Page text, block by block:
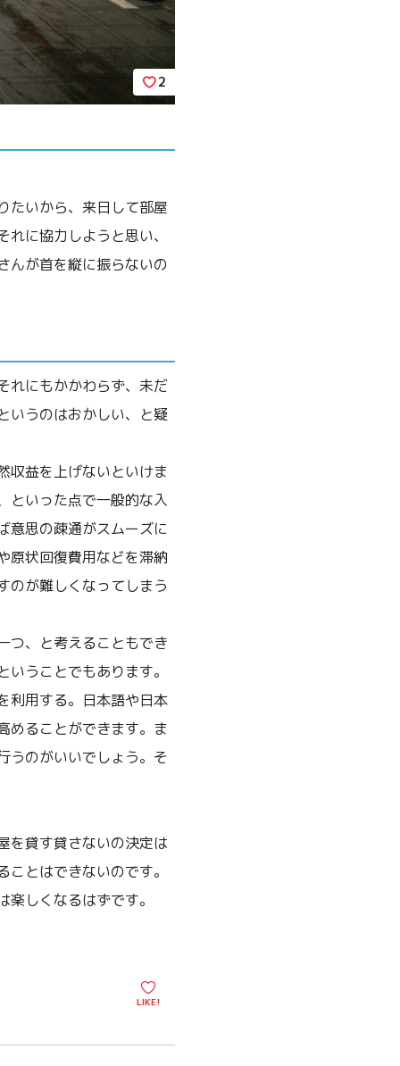
2
たいから、来日して部屋
に協力しようと思い、
んが首を縦に振らないの
れにもかかわらず、未だ
いうのはおかしい、と疑
収益を上げないといけま
といった点で一般的な入
意思の疎通がスムーズに
原状回復費用などを滞納
のが難しくなってしまう
つ、と考えることもでき
うことでもあります。
利用する。日本語や日本
めることができます。ま
うのがいいでしょう。そ
を貸す貸さないの決定は
とはできないのです。
しくなるはずです。
LIKE!